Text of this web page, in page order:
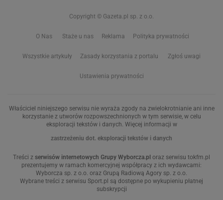
Copyright © Gazeta.pl sp. z o.o.
O Nas Staże u nas Reklama Polityka prywatności
Wszystkie artykuły Zasady korzystania z portalu Zgłoś uwagi
Ustawienia prywatności
Właściciel niniejszego serwisu nie wyraża zgody na zwielokrotnianie ani inne
korzystanie z utworów rozpowszechnionych w tym serwisie, w celu
eksploracji tekstów i danych. Więcej informacji w
zastrzeżeniu dot. eksploracji tekstów i danych
Treści z serwisów internetowych Grupy Wyborcza.pl oraz serwisu tokfm.pl
prezentujemy w ramach komercyjnej współpracy z ich wydawcami:
Wyborcza sp. z o.o. oraz Grupą Radiową Agory sp. z o.o.
Wybrane treści z serwisu Sport.pl są dostępne po wykupieniu płatnej
subskrypcji